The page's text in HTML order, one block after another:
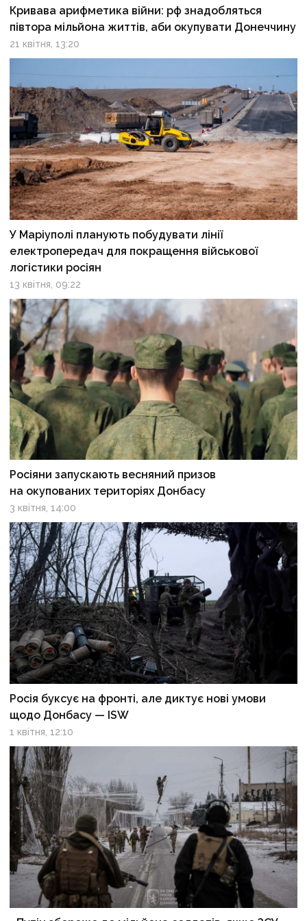
Кривава арифметика війни: рф знадобляться
півтора мільйона життів, аби окупувати Донеччину
21 квітня, 13:20
У Маріуполі планують побудувати лінії
електропередач для покращення військової
логістики росіян
13 квітня, 09:22
Росіяни запускають весняний призов
на окупованих територіях Донбасу
3 квітня, 14:00
Росія буксує на фронті, але диктує нові умови
щодо Донбасу — ISW
1 квітня, 12:10